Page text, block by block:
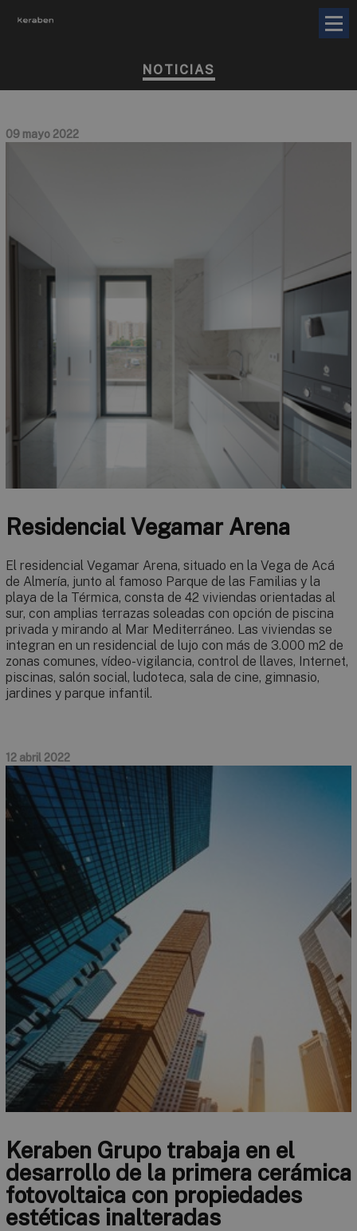
NOTICIAS
09 mayo 2022
Residencial Vegamar Arena
El residencial Vegamar Arena, situado en la Vega de Acá
de Almería, junto al famoso Parque de las Familias y la
playa de la Térmica, consta de 42 viviendas orientadas al
sur, con amplias terrazas soleadas con opción de piscina
privada y mirando al Mar Mediterráneo. Las viviendas se
integran en un residencial de lujo con más de 3.000 m2 de
zonas comunes, vídeo-vigilancia, control de llaves, Internet,
piscinas, salón social, ludoteca, sala de cine, gimnasio,
jardines y parque infantil.
12 abril 2022
Keraben Grupo trabaja en el
desarrollo de la primera cerámica
fotovoltaica con propiedades
estéticas inalteradas